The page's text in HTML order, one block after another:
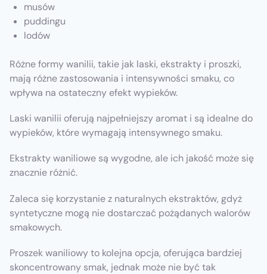
musów
puddingu
lodów
Różne formy wanilii, takie jak laski, ekstrakty i proszki,
mają różne zastosowania i intensywności smaku, co
wpływa na ostateczny efekt wypieków.
Laski wanilii oferują najpełniejszy aromat i są idealne do
wypieków, które wymagają intensywnego smaku.
Ekstrakty waniliowe są wygodne, ale ich jakość może się
znacznie różnić.
Zaleca się korzystanie z naturalnych ekstraktów, gdyż
syntetyczne mogą nie dostarczać pożądanych walorów
smakowych.
Proszek waniliowy to kolejna opcja, oferująca bardziej
skoncentrowany smak, jednak może nie być tak